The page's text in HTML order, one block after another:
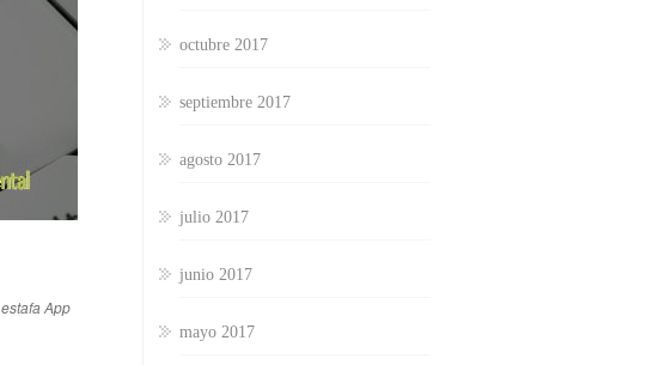
estafa App
octubre 2017
septiembre 2017
agosto 2017
julio 2017
junio 2017
mayo 2017